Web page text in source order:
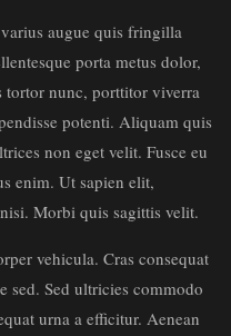
augue quis fringilla
porta metus dolor,
tortor nunc, porttitor viverra
potenti. Aliquam quis
non eget velit. Fusce eu
enim. Ut sapien elit,
Morbi quis sagittis velit.
vehicula. Cras consequat
sed. Sed ultricies commodo
urna a efficitur. Aenean